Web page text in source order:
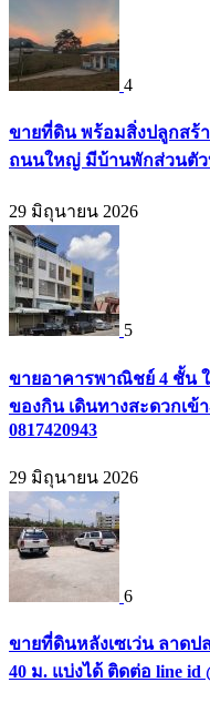
4
ขายที่ดิน พร้อมสิ่งปลูกสร้า
ถนนใหญ่ มีบ้านพักส่วนตัวบ
29 มิถุนายน 2026
5
ขายอาคารพาณิชย์ 4 ชั้น
ของกิน เดินทางสะดวกเข้
0817420943
29 มิถุนายน 2026
6
ขายที่ดินหลังเซเว่น ลาดป
40 ม. แบ่งได้ ติดต่อ line id